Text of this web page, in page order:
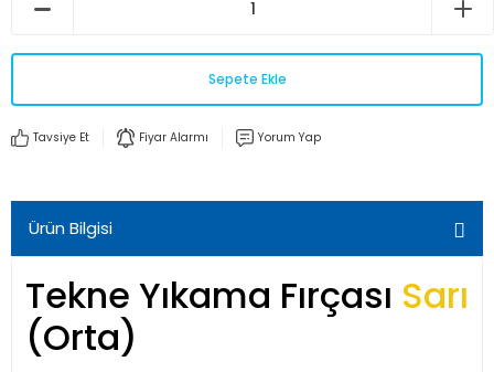
Sepete Ekle
Tavsiye Et Fiyar Alarmı Yorum Yap
Ürün Bilgisi
Tekne Yıkama Fırçası Sarı
(Orta)